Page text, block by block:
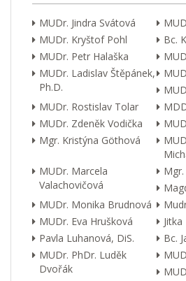
MUDr. Jindra Svátová
MUDr. Kryštof Pohl
Bc.
MUDr. Petr Halaška
MUDr. Ladislav Štěpánek,
Ph.D.
MUDr. Rostislav Tolar
MUDr. Zdeněk Vodička
Mgr. Kristýna Göthová
MUDr. Marcela
Valachovičová
MUDr. Monika Brudnová
MUDr. Eva Hrušková
Pavla Luhanová, DiS.
Bc.
MUDr. PhDr. Luděk
Dvořák